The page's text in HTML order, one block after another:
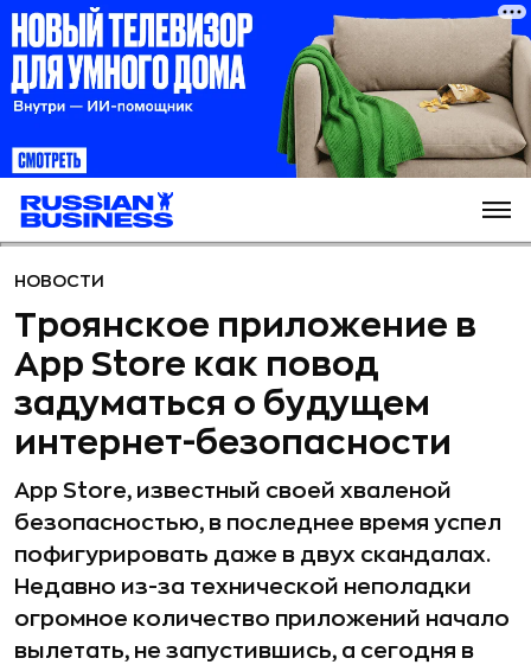
НОВОСТИ
Троянское приложение в
App Store как повод
задуматься о будущем
интернет-безопасности
App Store, известный своей хваленой
безопасностью, в последнее время успел
пофигурировать даже в двух скандалах.
Недавно из-за технической неполадки
огромное количество приложений начало
вылетать, не запустившись, а сегодня в